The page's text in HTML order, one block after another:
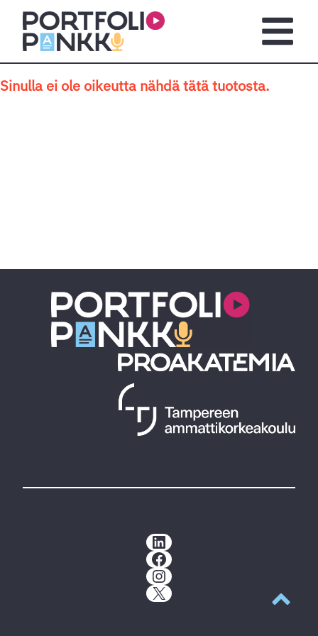
Siirry sisältöön
Sinulla ei ole oikeutta nähdä tätä tuotosta.
LinkedIn
Facebook
Instagram
X
Takaisin